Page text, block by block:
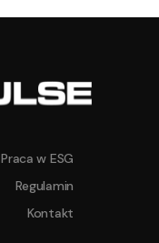
Praca w ESG
Regulamin
Kontakt